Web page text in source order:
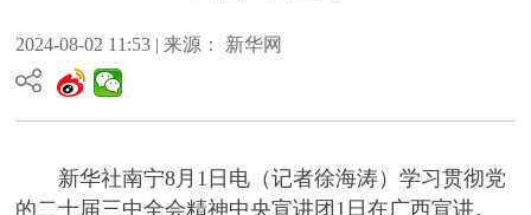
2024-08-02 11:53 | 来源： 新华网
新华社南宁8月1日电（记者徐海涛）学习贯彻党
的二十届三中全会精神中央宣讲团1日在广西宣讲。